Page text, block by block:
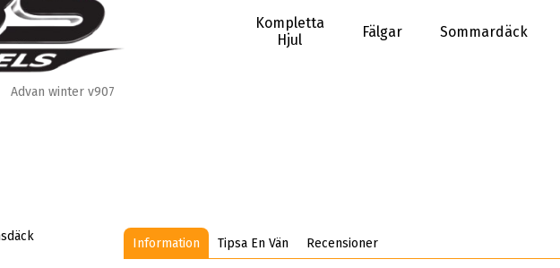
Kompletta
Hjul
Fälgar Sommardäck
Advan winter v907
Information Tipsa En Vän Recensioner